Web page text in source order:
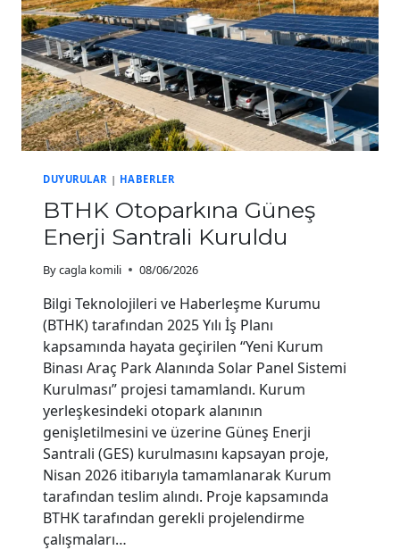
DUYURULAR | HABERLER
BTHK Otoparkına Güneş
Enerji Santrali Kuruldu
Bycagla komili 08/06/2026
Bilgi Teknolojileri ve Haberleşme Kurumu
(BTHK) tarafından 2025 Yılı İş Planı
kapsamında hayata geçirilen “Yeni Kurum
Binası Araç Park Alanında Solar Panel Sistemi
Kurulması” projesi tamamlandı. Kurum
yerleşkesindeki otopark alanının
genişletilmesini ve üzerine Güneş Enerji
Santrali (GES) kurulmasını kapsayan proje,
Nisan 2026 itibarıyla tamamlanarak Kurum
tarafından teslim alındı. Proje kapsamında
BTHK tarafından gerekli projelendirme
çalışmaları…